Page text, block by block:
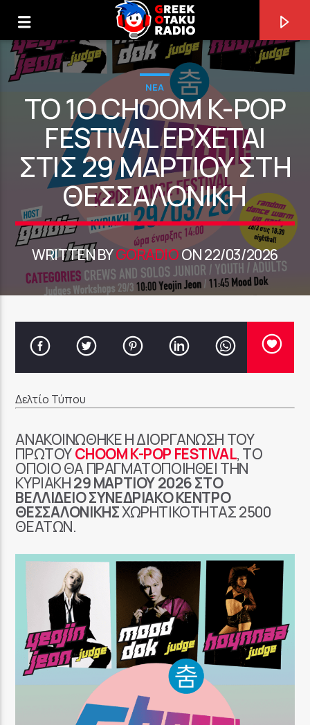
0:00
ΤΩΡΑ ΠΑΙΖΕΙ
HAWATARI 2
MAXIMUM THE HORMONE
GoRadio
NEA
TO 1O CHOOM K-POP
FESTIVAL ΈΡΧΕΤΑΙ
ΣΤΙΣ 29 ΜΑΡΤΊΟΥ ΣΤΗ
ΘΕΣΣΑΛΟΝΊΚΗ
WRITTEN BYGORADIOON 22/03/2026
Δελτίο Τύπου
ΑΝΑΚΟΙΝΏΘΗΚΕ Η ΔΙΟΡΓΆΝΩΣΗ ΤΟΥ
ΠΡΏΤΟΥCHOOM K-POP FESTIVAL, ΤΟ
ΟΠΟΊΟ ΘΑ ΠΡΑΓΜΑΤΟΠΟΙΗΘΕΊ ΤΗΝ
ΚΥΡΙΑΚΉ29 ΜΑΡΤΊΟΥ 2026 ΣΤΟ
ΒΕΛΛΊΔΕΙΟ ΣΥΝΕΔΡΙΑΚΌ ΚΈΝΤΡΟ
ΘΕΣΣΑΛΟΝΊΚΗΣΧΩΡΗΤΙΚΌΤΗΤΑΣ 2500
ΘΕΑΤΏΝ.